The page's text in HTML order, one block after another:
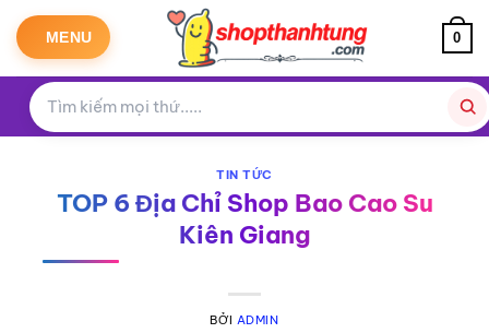
qua
dung
MENU 0
TIN TỨC
TOP 6 Địa Chỉ Shop Bao Cao Su
Kiên Giang
BỞI ADMIN